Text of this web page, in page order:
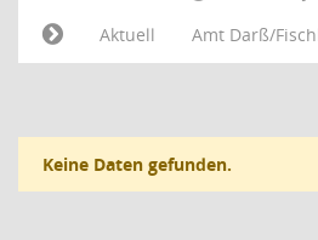
Aktuell
Amt Darß/
Keine Daten gefunden.